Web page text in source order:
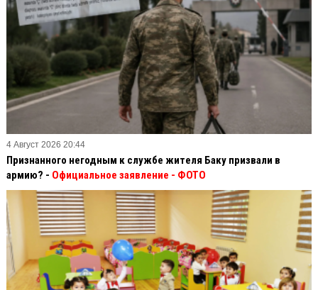
4 Август 2026 20:44
Признанного негодным к службе жителя Баку призвали в
армию? - Официальное заявление - ФОТО